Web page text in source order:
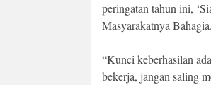
peringatan tahun ini,
Masyarakatnya
“Kunci keberhasilan
bekerja, jangan saling